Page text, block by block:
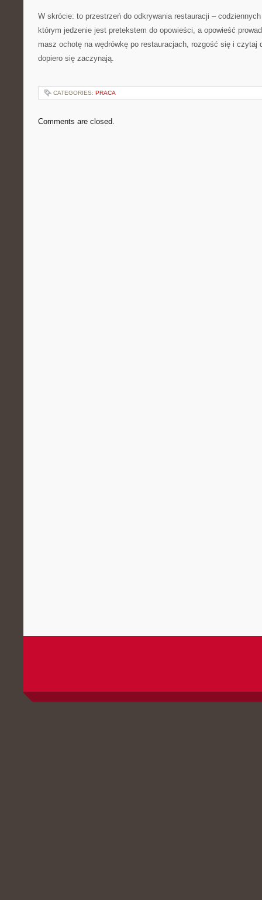
W skrócie: to przestrzeń do odkrywania restauracji –
którym jedzenie jest pretekstem do opowieści, a opowieść
masz ochotę na wędrówkę po restauracjach, rozgość się i czytaj
dopiero się zaczynają.
CATEGORIES: PRACA
Comments are closed.